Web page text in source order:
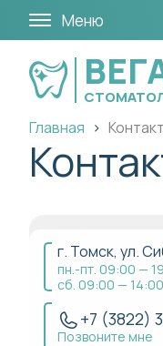
Меню
Главная
г. Томск, ул.
пн.-пт. 09:00 —
сб. 09:00 —
+7 (3822)
Позвоните мне